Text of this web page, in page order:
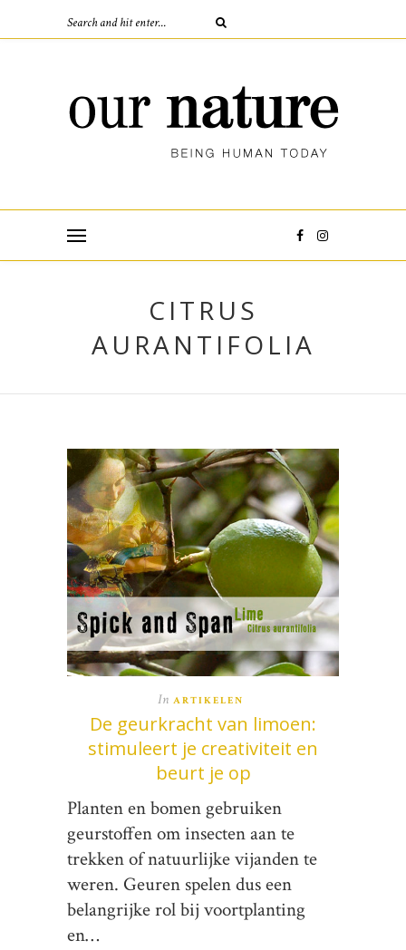
CITRUS
AURANTIFOLIA
In ARTIKELEN
De geurkracht van limoen:
stimuleert je creativiteit en
beurt je op
Planten en bomen gebruiken
geurstoffen om insecten aan te
trekken of natuurlijke vijanden te
weren. Geuren spelen dus een
belangrijke rol bij voortplanting
en…